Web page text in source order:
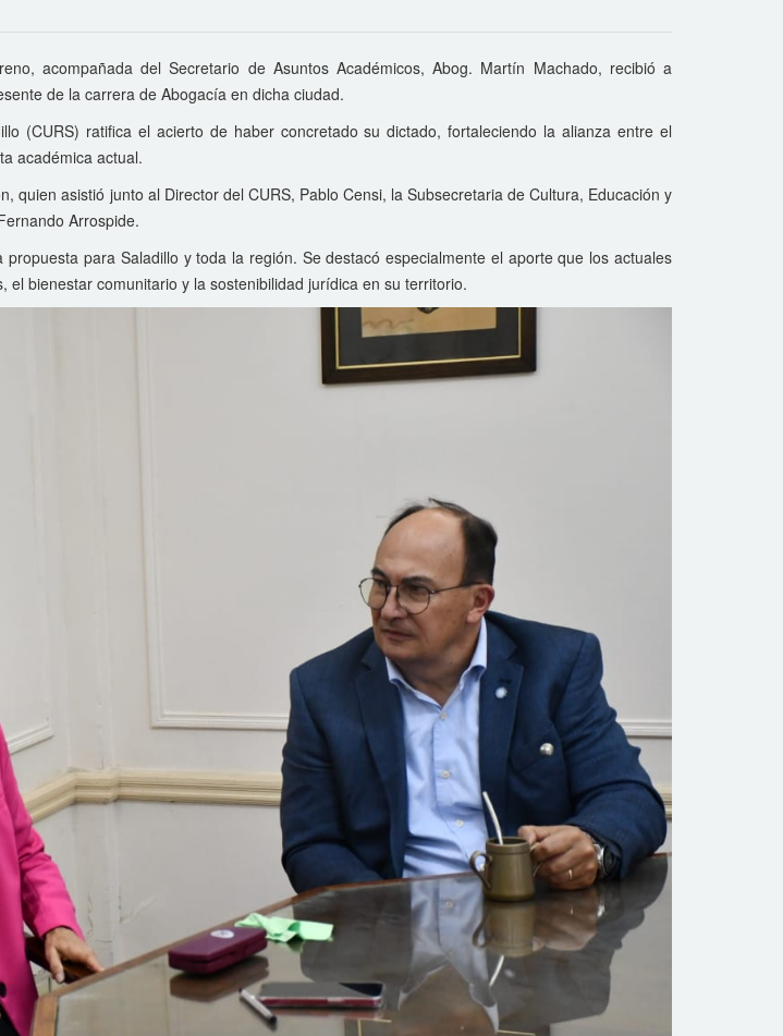
acompañada del Secretario de Asuntos Académicos, Abog. Martín Machado, recibió a
de la carrera de Abogacía en dicha ciudad.
(CURS) ratifica el acierto de haber concretado su dictado, fortaleciendo la alianza entre el
académica actual.
asistió junto al Director del CURS, Pablo Censi, la Subsecretaria de Cultura, Educación y
Arrospide.
para Saladillo y toda la región. Se destacó especialmente el aporte que los actuales
bienestar comunitario y la sostenibilidad jurídica en su territorio.